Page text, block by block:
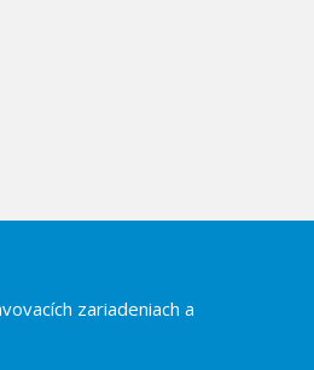
zariadeniach a